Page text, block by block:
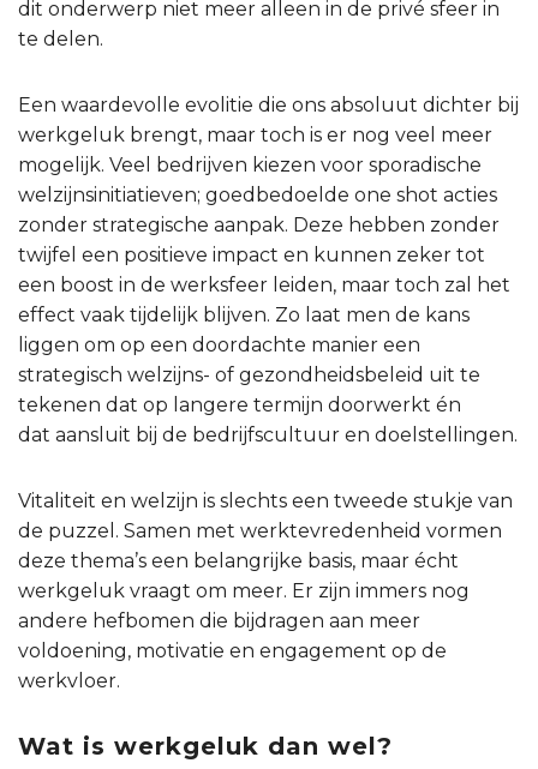
dit onderwerp niet meer alleen in de privé sfeer in
te delen.
Een waardevolle evolitie die ons absoluut dichter bij
werkgeluk brengt, maar toch is er nog veel meer
mogelijk. Veel bedrijven kiezen voor sporadische
welzijnsinitiatieven; goedbedoelde one shot acties
zonder strategische aanpak. Deze hebben zonder
twijfel een positieve impact en kunnen zeker tot
een boost in de werksfeer leiden, maar toch zal het
effect vaak tijdelijk blijven. Zo laat men de kans
liggen om op een doordachte manier een
strategisch welzijns- of gezondheidsbeleid uit te
tekenen dat op langere termijn doorwerkt én
dat aansluit bij de bedrijfscultuur en doelstellingen.
Vitaliteit en welzijn is slechts een tweede stukje van
de puzzel. Samen met werktevredenheid vormen
deze thema’s een belangrijke basis, maar écht
werkgeluk vraagt om meer. Er zijn immers nog
andere hefbomen die bijdragen aan meer
voldoening, motivatie en engagement op de
werkvloer.
Wat is werkgeluk dan wel?